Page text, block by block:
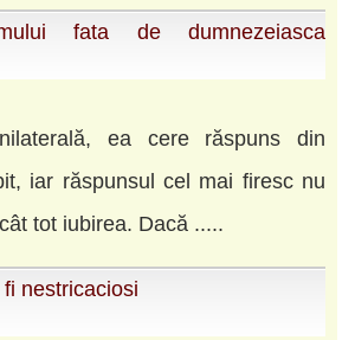
fata de dumnezeiasca
ea cere răspuns din
iar răspunsul cel mai firesc nu
tot iubirea. Dacă .....
nestricaciosi